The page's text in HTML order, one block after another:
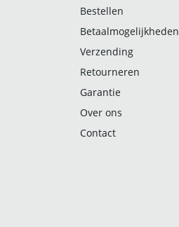
Bestellen
Betaalmogelijkheden
Verzending
Retourneren
Garantie
Over ons
Contact